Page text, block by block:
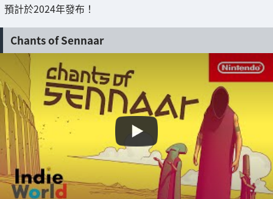
預計於2024年發布！
Chants of Sennaar